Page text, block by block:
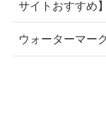
サイトおすすめ】
ウォーターマー